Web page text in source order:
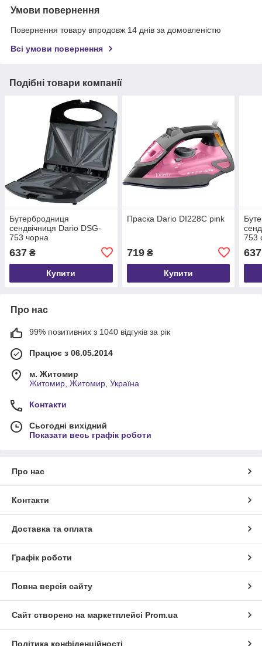
Умови повернення
Повернення товару впродовж 14 днів за домовленістю
Всі умови повернення
Подібні товари компанії
Бутербродниця
сендвічниця Dario DSG-
753 чорна
637 ₴
Купити
Праска Dario DI228C pink
719₴
Купити
753
637
Про нас
99% позитивних з 1040 відгуків за рік
Працює з 06.05.2014
м. Житомир
Житомир, Житомир, Україна
Контакти
Сьогодні вихідний
Показати весь графік роботи
Про нас
Контакти
Доставка та оплата
Графік роботи
Повна версія сайту
Сайт створено на маркетплейсі Prom.ua
Політика конфіденційності